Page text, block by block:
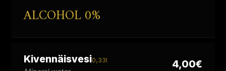
0% ALCOHOL
Kivennäisvesi0,33l 4,00€